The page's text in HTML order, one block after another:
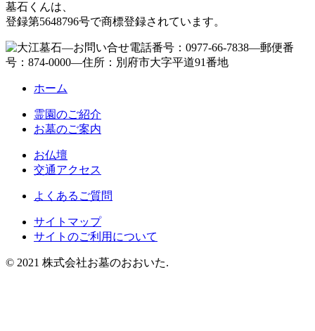
墓石くんは、
登録第5648796号で商標登録されています。
ホーム
霊園のご紹介
お墓のご案内
お仏壇
交通アクセス
よくあるご質問
サイトマップ
サイトのご利用について
© 2021 株式会社お墓のおおいた.